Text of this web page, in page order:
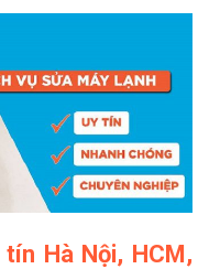
Hà Nội, HCM,